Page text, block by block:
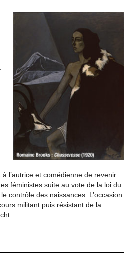
l’autrice et comédienne de revenir
féministes suite au vote de la loi du
contrôle des naissances. L’occasion
militant puis résistant de la